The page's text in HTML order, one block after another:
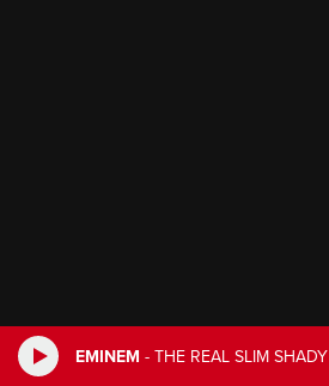
EMINEM - THE REAL SLIM SHADY